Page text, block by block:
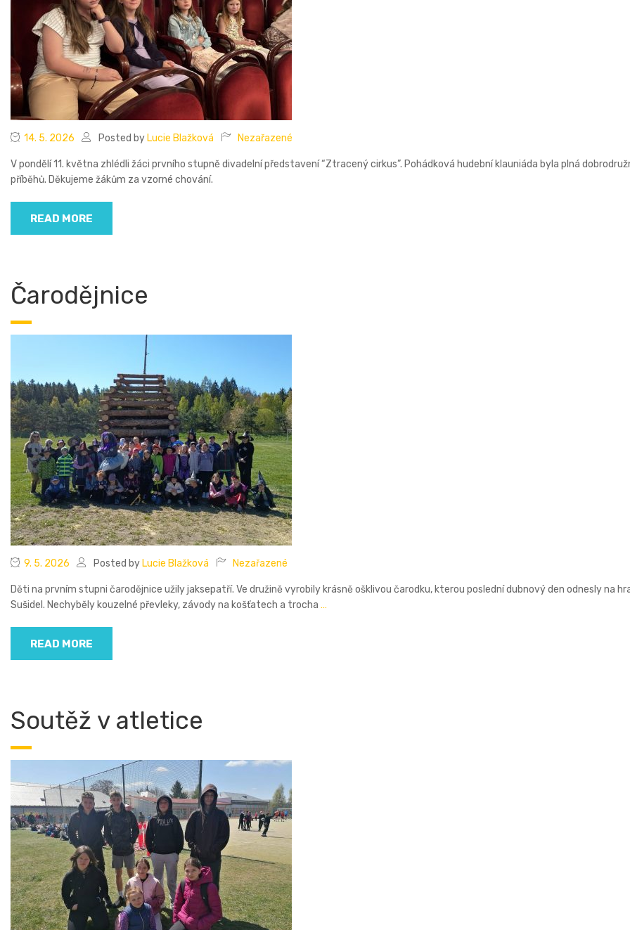
14. 5. 2026 Posted by Lucie Blažková Nezařazené
V pondělí 11. května zhlédli žáci prvního stupně divadelní představení “Ztracený cirkus”. Pohádková hudební klauniáda byla plná
příběhů. Děkujeme žákům za vzorné chování.
READ MORE
Čarodějnice
9. 5. 2026 Posted by Lucie Blažková Nezařazené
Děti na prvním stupni čarodějnice užily jaksepatří. Ve družině vyrobily krásně ošklivou čarodku, kterou poslední dubnový den odnesly na
Sušidel. Nechyběly kouzelné převleky, závody na košťatech a trocha …
READ MORE
Soutěž v atletice